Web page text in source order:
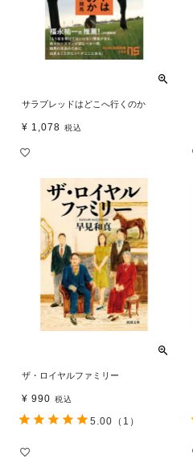
サラブレッドはどこへ行くのか
¥ 1,078 税込
ザ・ロイヤルファミリー
¥ 990 税込
5.00 （1）